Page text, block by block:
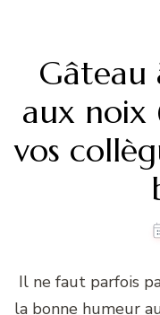
Gâteau
aux noix
vos
Il ne faut parfois
la bonne humeur